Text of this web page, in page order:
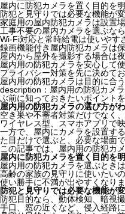
屋内に防犯カメラを置く目的を
防犯と見守りでは必要な機能が
家庭用の屋内防犯カメラは設置
工事不要の屋内カメラを選ぶな
Wi-Fi対応と常時給電は使いやす
録画機能付き屋内防犯カメラは
屋内から屋外を撮影する場合は
屋内用の防犯カメラを安心して
プライバシー対策を先に決めてお
屋内用の防犯カメラは目的に合
description：屋内用の防犯カメ
ぶ前に知っておきたいポイント
屋内用の防犯カメラの選び方が
空き巣や不審者対策だけでなく
ワイヤレス型、スマホアプリで
一方で、屋内にカメラを設置す
た目だけで選ぶと、必要な場面
この記事では、屋内用の防犯カ
屋内に防犯カメラを置く目的を
屋内用の防犯カメラを選ぶとき
高齢の家族の見守りに使いたい
使い勝手に不満が出やすくなりま
防犯と見守りでは必要な機能が
防犯目的なら、動体検知、暗視
手口、窓の近くなど、侵入経路